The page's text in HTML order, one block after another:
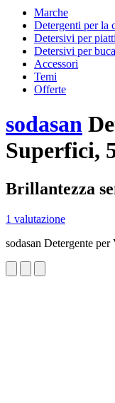
Marche
Detergenti per la
Detersivi per
Detersivi per
Accessori
Temi
Offerte
sodasan
Superfici,
Brillantezza
1 valutazione
sodasan Detergente